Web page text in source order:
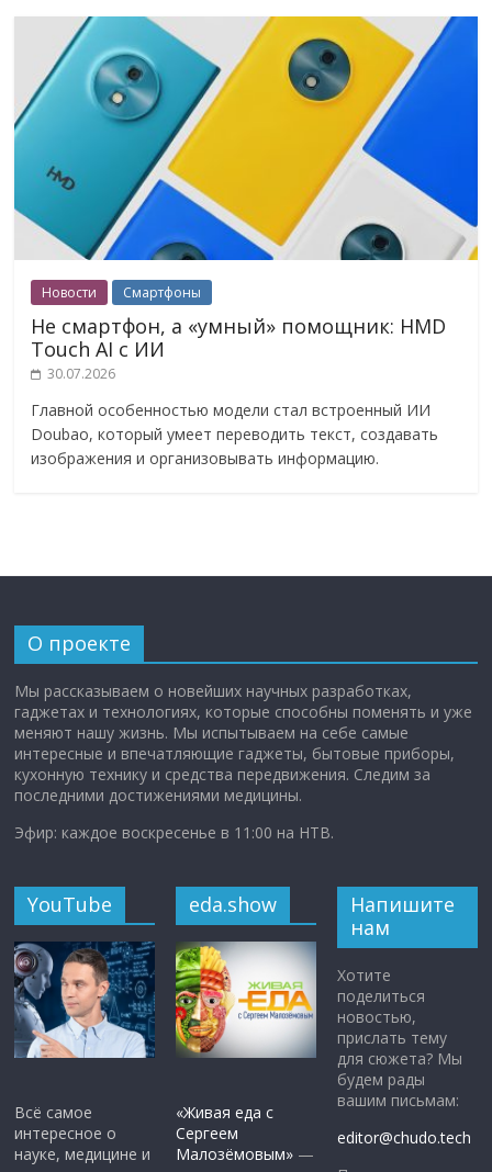
Новости Смартфоны
Не смартфон, а «умный» помощник: HMD
Touch AI с ИИ
30.07.2026
Главной особенностью модели стал встроенный ИИ
Doubao, который умеет переводить текст, создавать
изображения и организовывать информацию.
О проекте
Мы рассказываем о новейших научных разработках,
гаджетах и технологиях, которые способны поменять и уже
меняют нашу жизнь. Мы испытываем на себе самые
интересные и впечатляющие гаджеты, бытовые приборы,
кухонную технику и средства передвижения. Следим за
последними достижениями медицины.
Эфир: каждое воскресенье в 11:00 на НТВ.
YouTube
Всё самое
интересное о
науке, медицине и
eda.show
«Живая еда с
Сергеем
Малозёмовым» —
Напишите
нам
Хотите
поделиться
новостью,
прислать тему
для сюжета? Мы
будем рады
вашим письмам:
editor@chudo.tech